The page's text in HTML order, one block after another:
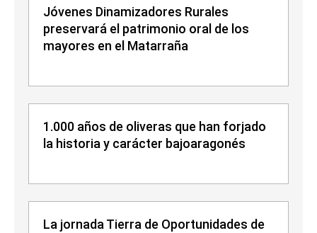
Jóvenes Dinamizadores Rurales
preservará el patrimonio oral de los
mayores en el Matarraña
1.000 años de oliveras que han forjado
la historia y carácter bajoaragonés
La jornada Tierra de Oportunidades de